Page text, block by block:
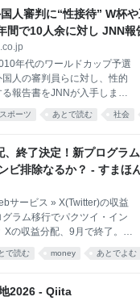
会長の豊田章男は、「好き
考える16歳の少年に、そう
人審判に“性接待” W杯
間で10人余に対し JNN報
by JNN） - Yahoo!
年代のワールドカップ予選
人の審判員らに対し、性的
報告書をJNNが入手しまし
政府の資料によりますと、大
3月からのおよそ1年間に、韓
人審判ら10人あまりに対
たということです。 費用は
万円ほどで、協会の副会長
は、この7試合は5勝2分の成
した。 韓国国民 「本当に我
根本からやり直さないとい
る意欲や関心が薄れてしまい
スポーツ あとで読む 社会
終了決定！新プログラ
ビ排除なるか？ - すまほ
サービス » X(Twitter)の収益
ラム移行でパクツイ・イン
Xの収益分配、9月で終了。新
向けの現行「Revenue
2026年9月7日で打ち切り、
が8月8日、対象クリエイタ
で読む money あとでよむ
2026 - Qiita